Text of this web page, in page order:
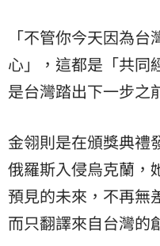
「不管你今天因為
心」，這都是「共同
是台灣踏出下一步之
金翎則是在頒獎典禮
俄羅斯入侵烏克蘭，
預見的未來，不再無
而只翻譯來自台灣的